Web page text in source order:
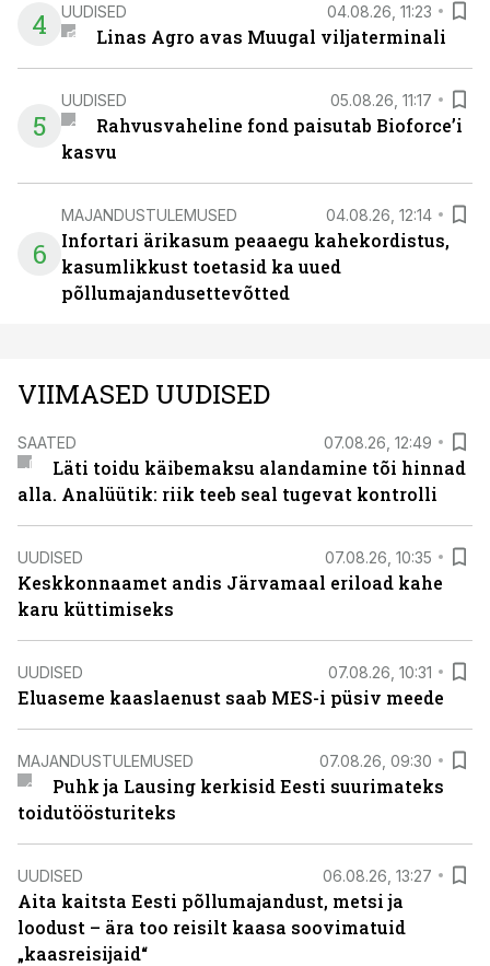
4 UUDISED 04.08.26, 11:23
Linas Agro avas Muugal viljaterminali
5
UUDISED 05.08.26, 11:17
Rahvusvaheline fond paisutab Bioforce’i
kasvu
6
MAJANDUSTULEMUSED 04.08.26, 12:14
Infortari ärikasum peaaegu kahekordistus,
kasumlikkust toetasid ka uued
põllumajandusettevõtted
VIIMASED UUDISED
SAATED 07.08.26, 12:49
Läti toidu käibemaksu alandamine tõi hinnad
alla. Analüütik: riik teeb seal tugevat kontrolli
UUDISED 07.08.26, 10:35
Keskkonnaamet andis Järvamaal eriload kahe
karu küttimiseks
UUDISED 07.08.26, 10:31
Eluaseme kaaslaenust saab MES-i püsiv meede
MAJANDUSTULEMUSED 07.08.26, 09:30
Puhk ja Lausing kerkisid Eesti suurimateks
toidutöösturiteks
UUDISED 06.08.26, 13:27
Aita kaitsta Eesti põllumajandust, metsi ja
loodust – ära too reisilt kaasa soovimatuid
„kaasreisijaid“